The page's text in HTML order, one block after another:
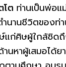
โต ท่านเป็นพ่อแ
นานชีวิตของท่
แก่ศิษผู้ใกล้ชิ
นหาผู้เสมอได้